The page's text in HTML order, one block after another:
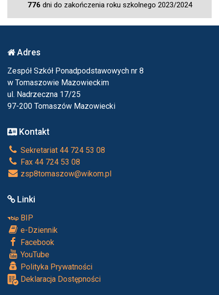
776 dni do zakończenia roku szkolnego 2023/2024
Adres
Zespół Szkół Ponadpodstawowych nr 8
w Tomaszowie Mazowieckim
ul. Nadrzeczna 17/25
97-200 Tomaszów Mazowiecki
Kontakt
Sekretariat 44 724 53 08
Fax 44 724 53 08
zsp8tomaszow@wikom.pl
Linki
BIP
e-Dziennik
Facebook
YouTube
Polityka Prywatności
Deklaracja Dostępności